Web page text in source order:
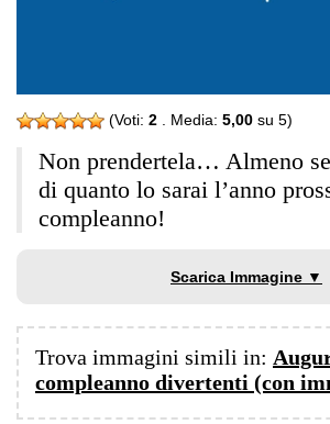
(Voti: 2 . Media: 5,00 su 5)
Non prendertela… Almeno
di quanto lo sarai l’anno
compleanno!
Scarica Immagine ▼
Trova immagini simili in:
compleanno divertenti (con